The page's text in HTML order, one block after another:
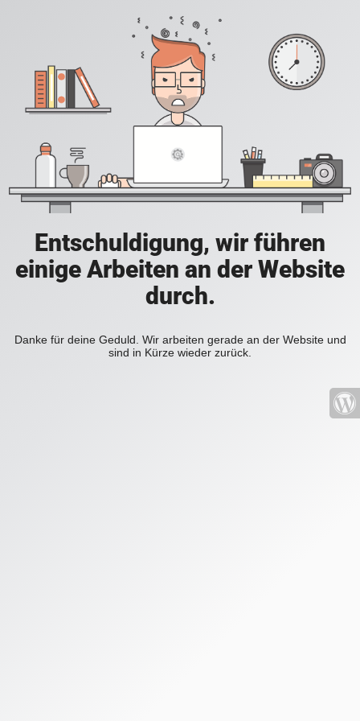
Entschuldigung, wir führen
einige Arbeiten an der Website
durch.
Danke für deine Geduld. Wir arbeiten gerade an der Website und
sind in Kürze wieder zurück.